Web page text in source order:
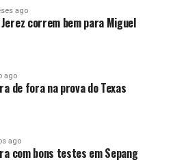
ago
correm bem para Miguel
ago
de fora na prova do Texas
ago
com bons testes em Sepang